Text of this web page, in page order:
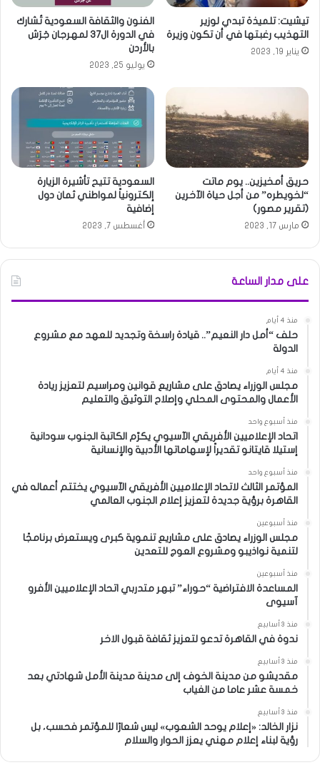
تيشيت: تلميذة تبدي لوزير
التهذيب رغبتها في أن تكون وزيرة
يناير 19, 2023
الفنون والثقافة السعودية تُشارك
في الدورة ال37 لمهرجان جَرَش
بالأردن
يوليو 25, 2023
حريق أمخيزين.. يوم ماتت
“لخويطره” من أجل حياة الآخرين
(تقرير مصور)
مارس 17, 2023
السعودية تتيح تأشيرة الزيارة
إلكترونياً لمواطني ثمان دول
إضافية
أغسطس 7, 2023
على مدار الساعة
منذ 4 أيام
حلف “أمل دار النعيم”.. قيادة راسخة وتجديد للعهد مع مشروع
الدولة
منذ 4 أيام
مجلس الوزراء يصادق على مشاريع قوانين ومراسيم لتعزيز ريادة
الأعمال والمحتوى المحلي وإصلاح التوثيق والتعليم
منذ أسبوع واحد
اتحاد الإعلاميين الأفريقي الآسيوي يكرّم الكاتبة الجنوب سودانية
إستيلا قايتانو تقديراً لإسهاماتها الأدبية والإنسانية
منذ أسبوع واحد
المؤتمر الثالث لاتحاد الإعلاميين الأفريقي الآسيوي يختتم أعماله في
القاهرة برؤية جديدة لتعزيز إعلام الجنوب العالمي
منذ أسبوعين
مجلس الوزراء يصادق على مشاريع تنموية كبرى ويستعرض برنامجًا
لتنمية نواذيبو ومشروع العوج للتعدين
منذ أسبوعين
المساعدة الافتراضية “حوراء” تبهر متدربي اتحاد الإعلاميين الأفرو
آسيوى
منذ 3 أسابيع
ندوة في القاهرة تدعو لتعزيز ثقافة قبول الاخر
منذ 3 أسابيع
مقديشو من مدينة الخوف إلى مدينة مدينة الأمل شهادتي بعد
خمسة عشر عاما من الغياب
منذ 3 أسابيع
نزار الخالد: «إعلام يوحد الشعوب» ليس شعارًا للمؤتمر فحسب، بل
رؤية لبناء إعلام مهني يعزز الحوار والسلام